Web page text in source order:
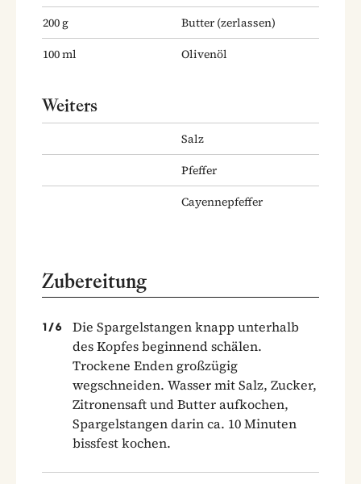
200g Butter (zerlassen)
100ml Olivenöl
Weiters
Salz
Pfeffer
Cayennepfeffer
Zubereitung
1 /6
Die Spargelstangen knapp unterhalb
des Kopfes beginnend schälen.
Trockene Enden großzügig
wegschneiden. Wasser mit Salz, Zucker,
Zitronensaft und Butter aufkochen,
Spargelstangen darin ca. 10 Minuten
bissfest kochen.